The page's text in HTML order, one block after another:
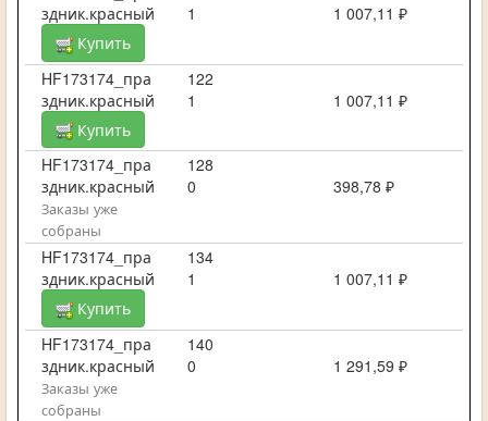
здник.красный
1
1 007,11 ₽
Купить
HF173174_пра
здник.красный
122
1
1 007,11 ₽
Купить
HF173174_пра
здник.красный
128
0
398,78 ₽
Заказы уже
собраны
HF173174_пра
здник.красный
134
1
1 007,11 ₽
Купить
HF173174_пра
здник.красный
140
0
1 291,59 ₽
Заказы уже
собраны